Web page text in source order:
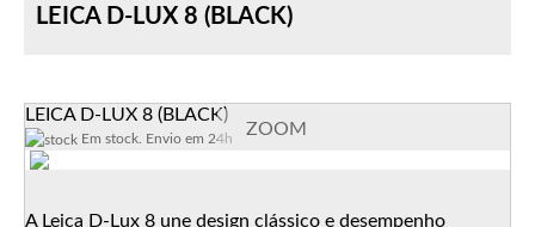
LEICA D-LUX 8 (BLACK)
LEICA D-LUX 8 (BLACK)
Em stock. Envio em 24h ZOOM
A Leica D-Lux 8 une design clássico e desempenho